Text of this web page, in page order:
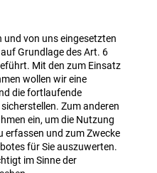
und von uns eingesetzten
Grundlage des Art. 6
Mit den zum Einsatz
wollen wir eine
die fortlaufende
Zum anderen
ein, um die Nutzung
erfassen und zum Zwecke
für Sie auszuwerten.
im Sinne der